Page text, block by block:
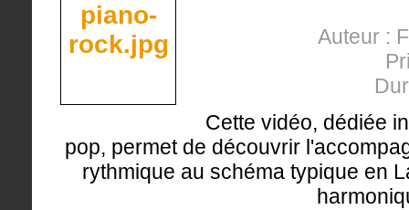
Auteur :
Cette vidéo, dédiée
pop, permet de découvrir
rythmique au schéma typique en